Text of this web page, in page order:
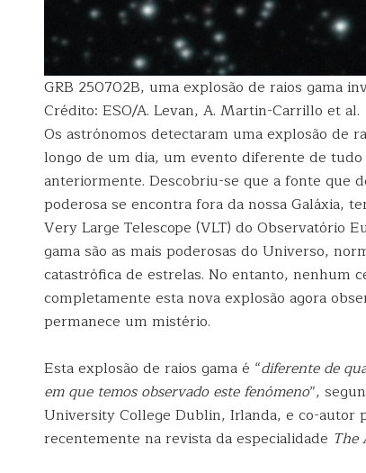
GRB 250702B, uma explosão de raios gama
Crédito: ESO/A. Levan, A. Martin-Carrillo et al.
Os astrónomos detectaram uma explosão de
longo de um dia, um evento diferente de
anteriormente. Descobriu-se que a fonte que
poderosa se encontra fora da nossa Galáxia,
Very Large Telescope (VLT) do Observatório
gama são as mais poderosas do Universo,
catastrófica de estrelas. No entanto, nenhum
completamente esta nova explosão agora
permanece um mistério.
Esta explosão de raios gama é “diferente de
em que temos observado este fenómeno”,
University College Dublin, Irlanda, e co-autor
recentemente na revista da especialidade The